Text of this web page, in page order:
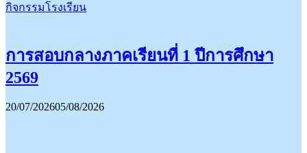
กิจกรรมโรงเรียน
การสอบกลางภาคเรียนที่ 1 ปีการศึกษา
2569
20/07/202605/08/2026